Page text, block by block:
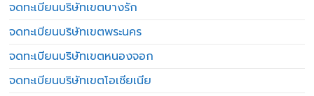
จดทะเบียนบริษัทเขตบางรัก
จดทะเบียนบริษัทเขตพระนคร
จดทะเบียนบริษัทเขตหนองจอก
จดทะเบียนบริษัทเขตโอเชียเนีย